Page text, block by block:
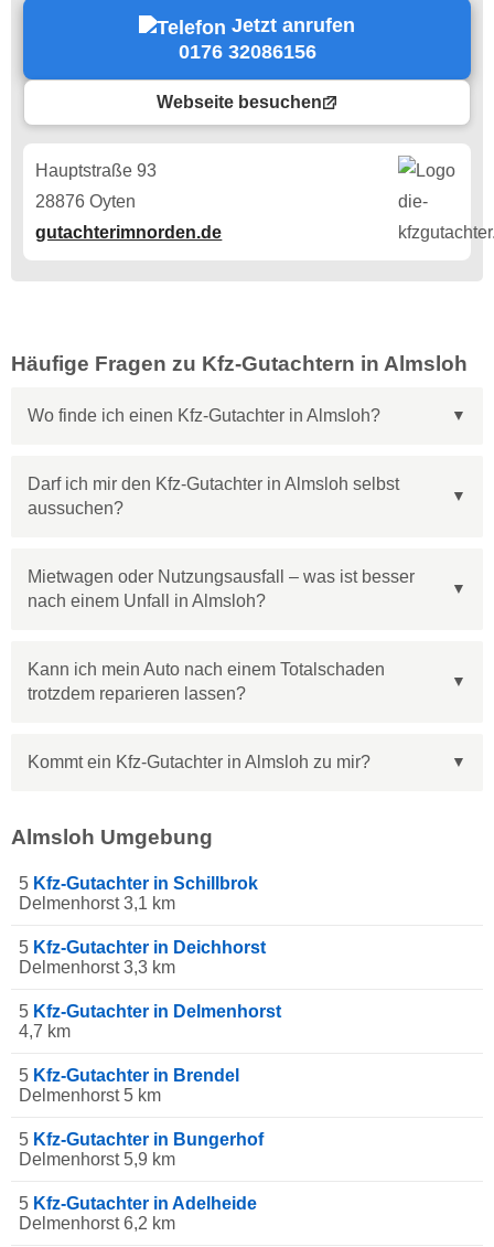
Jetzt anrufen
0176 32086156
Webseite besuchen
Hauptstraße 93
28876 Oyten
gutachterimnorden.de
Häufige Fragen zu Kfz-Gutachtern in Almsloh
Wo finde ich einen Kfz-Gutachter in Almsloh?
Darf ich mir den Kfz-Gutachter in Almsloh selbst
aussuchen?
Mietwagen oder Nutzungsausfall – was ist besser
nach einem Unfall in Almsloh?
Kann ich mein Auto nach einem Totalschaden
trotzdem reparieren lassen?
Kommt ein Kfz-Gutachter in Almsloh zu mir?
Almsloh Umgebung
5 Kfz-Gutachter in Schillbrok
Delmenhorst 3,1 km
5 Kfz-Gutachter in Deichhorst
Delmenhorst 3,3 km
5 Kfz-Gutachter in Delmenhorst
4,7 km
5 Kfz-Gutachter in Brendel
Delmenhorst 5 km
5 Kfz-Gutachter in Bungerhof
Delmenhorst 5,9 km
5 Kfz-Gutachter in Adelheide
Delmenhorst 6,2 km